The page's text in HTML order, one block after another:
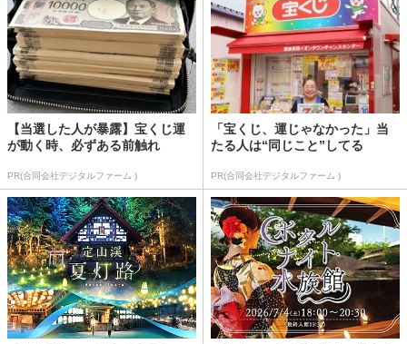
【当選した人が暴露】宝くじ運
が動く時、必ずある前触れ
PR(合同会社デジタルファーム )
「宝くじ、運じゃなかった」当
たる人は“同じこと”してる
PR(合同会社デジタルファーム )